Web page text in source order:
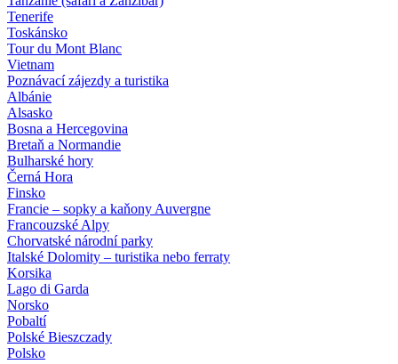
Tenerife
Toskánsko
Tour du Mont Blanc
Vietnam
Poznávací zájezdy a turistika
Albánie
Alsasko
Bosna a Hercegovina
Bretaň a Normandie
Bulharské hory
Černá Hora
Finsko
Francie – sopky a kaňony Auvergne
Francouzské Alpy
Chorvatské národní parky
Italské Dolomity – turistika nebo ferraty
Korsika
Lago di Garda
Norsko
Pobaltí
Polské Bieszczady
Polsko